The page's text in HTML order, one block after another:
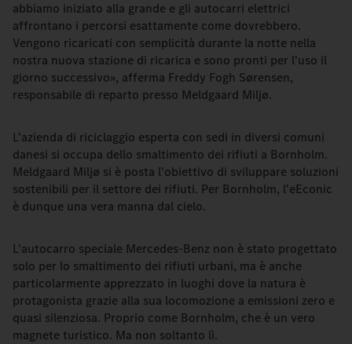
abbiamo iniziato alla grande e gli autocarri elettrici
affrontano i percorsi esattamente come dovrebbero.
Vengono ricaricati con semplicità durante la notte nella
nostra nuova stazione di ricarica e sono pronti per l'uso il
giorno successivo», afferma Freddy Fogh Sørensen,
responsabile di reparto presso Meldgaard Miljø.
L'azienda di riciclaggio esperta con sedi in diversi comuni
danesi si occupa dello smaltimento dei rifiuti a Bornholm.
Meldgaard Miljø si è posta l'obiettivo di sviluppare soluzioni
sostenibili per il settore dei rifiuti. Per Bornholm, l'eEconic
è dunque una vera manna dal cielo.
L'autocarro speciale Mercedes-Benz non è stato progettato
solo per lo smaltimento dei rifiuti urbani, ma è anche
particolarmente apprezzato in luoghi dove la natura è
protagonista grazie alla sua locomozione a emissioni zero e
quasi silenziosa. Proprio come Bornholm, che è un vero
magnete turistico. Ma non soltanto lì.